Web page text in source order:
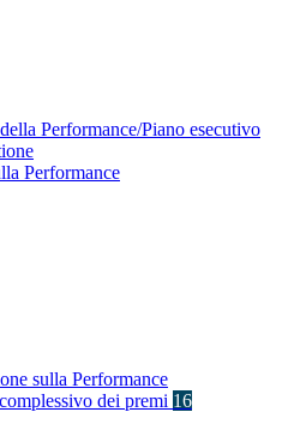
Performance/Piano esecutivo
Performance
sulla Performance
dei premi 16